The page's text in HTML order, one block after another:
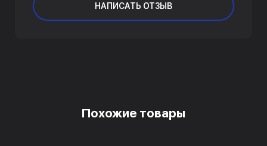
НАПИСАТЬ ОТЗЫВ
Похожие товары